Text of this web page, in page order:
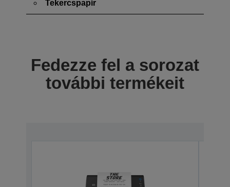
Tekercspapír
Fedezze fel a sorozat
további termékeit